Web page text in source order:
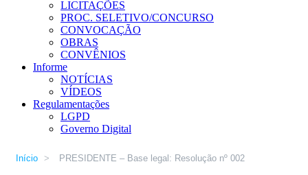
LICITAÇÕES
PROC. SELETIVO/CONCURSO
CONVOCAÇÃO
OBRAS
CONVÊNIOS
Informe
NOTÍCIAS
VÍDEOS
Regulamentações
LGPD
Governo Digital
Início > PRESIDENTE – Base legal: Resolução nº 002